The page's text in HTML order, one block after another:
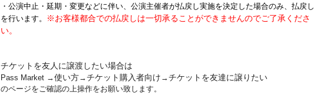
・公演中止・延期・変更などに伴い、公演主催者が払戻し実施を決定した場合のみ、払戻し
を行います。
※お客様都合での払戻しは一切承ることができませんのでご了承くださ
い。
チケットを友人に譲渡したい場合は
Pass Market →使い方→チケット購入者向け →チケットを友達に譲りたい
のページをご確認の上操作をお願い致します。